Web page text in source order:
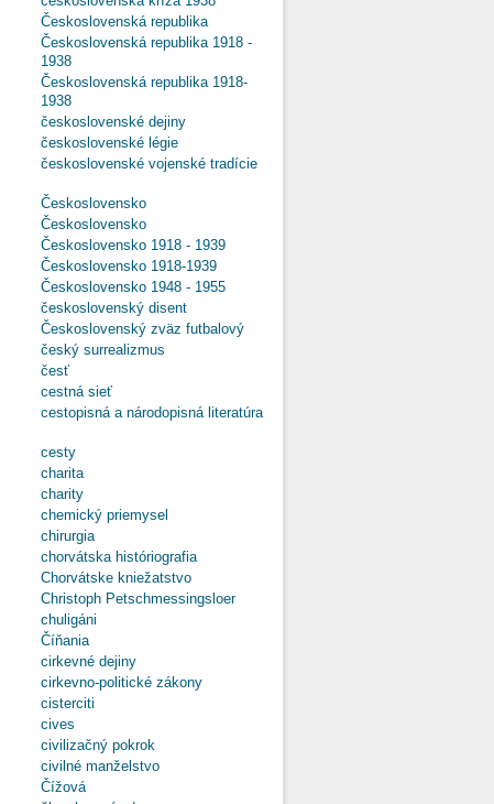
Československá republika
Československá republika 1918 -
1938
Československá republika 1918-
1938
československé dejiny
československé légie
československé vojenské tradície
Československo
Československo
Československo 1918 - 1939
Československo 1918-1939
Československo 1948 - 1955
československý disent
Československý zväz futbalový
český surrealizmus
česť
cestná sieť
cestopisná a národopisná literatúra
cesty
charita
charity
chemický priemysel
chirurgia
chorvátska históriografia
Chorvátske kniežatstvo
Christoph Petschmessingsloer
chuligáni
Číňania
cirkevné dejiny
cirkevno-politické zákony
cisterciti
cives
civilizačný pokrok
civilné manželstvo
Čížová